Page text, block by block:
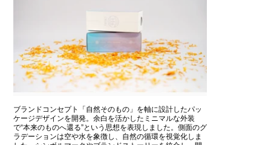
ブランドコンセプト「自然そのもの」を軸に設計したパッ
ケージデザインを開発。余白を活かしたミニマルな外装
で“本来のものへ還る”という思想を表現しました。側面のグ
ラデーションは空や水を象徴し、自然の循環を視覚化しま